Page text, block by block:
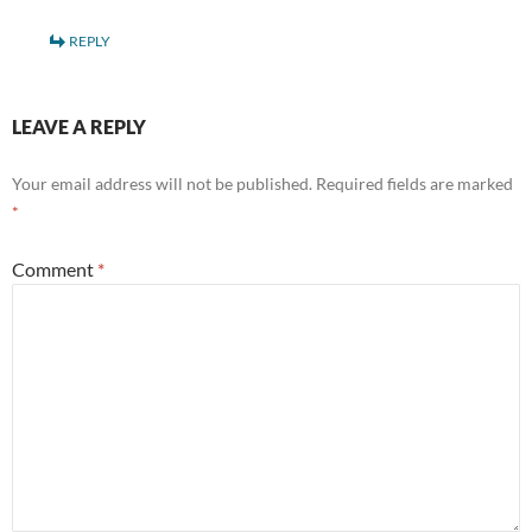
REPLY
LEAVE A REPLY
Your email address will not be published. Required fields are marked
*
Comment *